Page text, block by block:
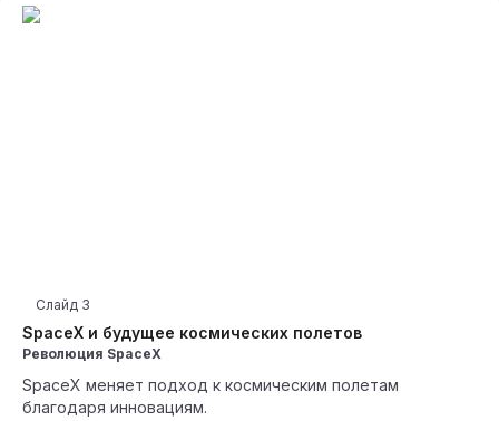
SpaceX и будущее космических полетов
Слайд 3
Революция SpaceX
SpaceX меняет подход к космическим полетам
благодаря инновациям.